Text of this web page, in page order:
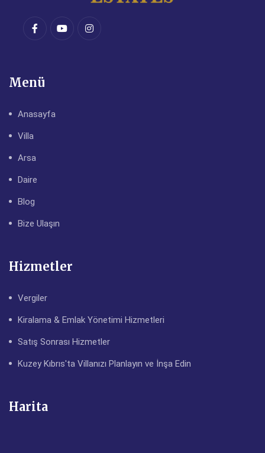
Menü
Anasayfa
Villa
Arsa
Daire
Blog
Bize Ulaşın
Hizmetler
Vergiler
Kiralama & Emlak Yönetimi Hizmetleri
Satış Sonrası Hizmetler
Kuzey Kıbrıs'ta Villanızı Planlayın ve İnşa Edin
Harita